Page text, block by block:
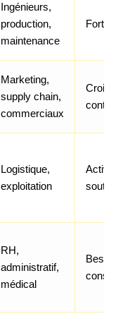
Ingénieurs,
production,
maintenance
Forte
Marketing,
supply chain,
commerciaux
Logistique,
exploitation
RH,
administratif,
médical